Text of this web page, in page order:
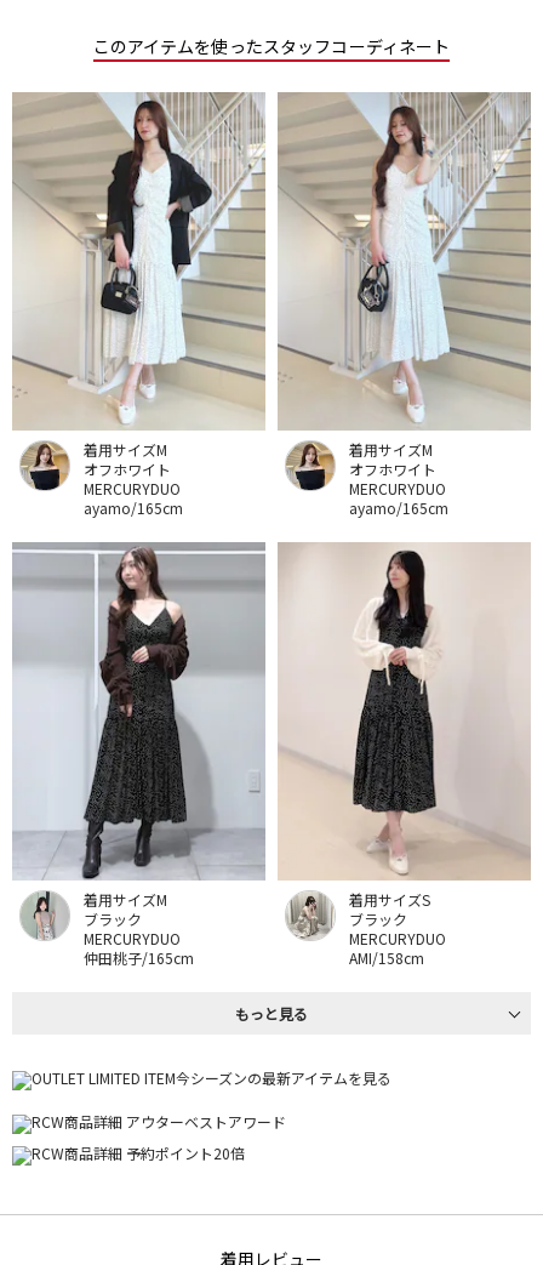
このアイテムを使ったスタッフコーディネート
着用サイズM
オフホワイト
MERCURYDUO
ayamo/165cm
着用サイズM
オフホワイト
MERCURYDUO
ayamo/165cm
着用サイズM
ブラック
MERCURYDUO
仲田桃子/165cm
着用サイズS
ブラック
MERCURYDUO
AMI/158cm
もっと見る
着用レビュー